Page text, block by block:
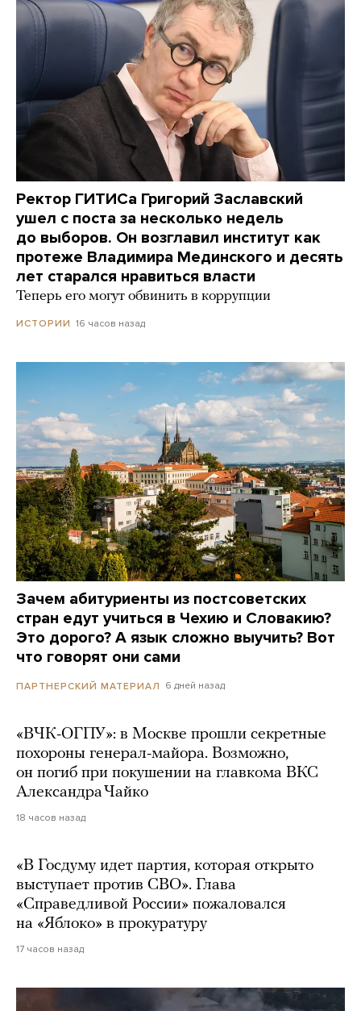
Ректор ГИТИСа Григорий Заславский
ушел с поста за несколько недель
до выборов. Он возглавил институт как
протеже Владимира Мединского и десять
лет старался нравиться власти
Теперь его могут обвинить в коррупции
ИСТОРИИ 16 часов назад
Зачем абитуриенты из постсоветских
стран едут учиться в Чехию и Словакию?
Это дорого? А язык сложно выучить? Вот
что говорят они сами
ПАРТНЕРСКИЙ МАТЕРИАЛ 6 дней назад
«ВЧК-ОГПУ»: в Москве прошли секретные
похороны генерал-майора. Возможно,
он погиб при покушении на главкома ВКС
Александра Чайко
18 часов назад
«В Госдуму идет партия, которая открыто
выступает против СВО». Глава
«Справедливой России» пожаловался
на «Яблоко» в прокуратуру
17 часов назад